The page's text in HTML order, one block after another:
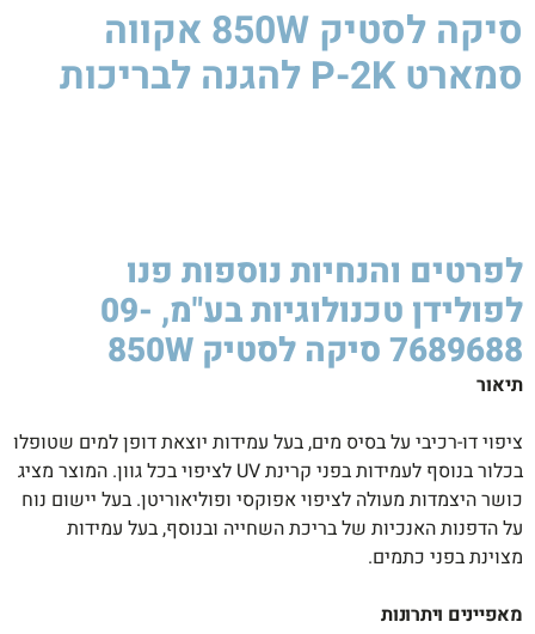
סיקה לסטיק 850W אקווה
סמארט P-2K להגנה לבריכות​
לפרטים והנחיות נוספות פנו
לפולידן טכנולוגיות בע"מ, 09-
7689688 סיקה לסטיק 850W ​
תיאור
ציפוי דו-רכיבי על בסיס מים, בעל עמידות יוצאת דופן למים שטופלו
בכלור בנוסף לעמידות בפני קרינת UV לציפוי בכל גוון. המוצר מציג
כושר היצמדות מעולה לציפוי אפוקסי ופוליאוריטן. בעל יישום נוח
על הדפנות האנכיות של בריכת השחייה ובנוסף, בעל עמידות
מצוינת בפני כתמים.
מאפיינים ויתרונות